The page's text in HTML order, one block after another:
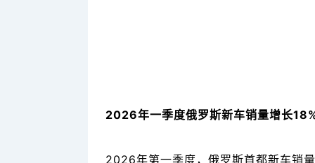
2026年一季度俄罗斯新车销量增长
2026年第一季度，俄罗斯首都新车销